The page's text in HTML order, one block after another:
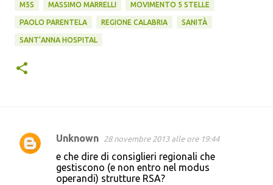
M5S MASSIMO MARRELLI MOVIMENTO 5 STELLE
PAOLO PARENTELA REGIONE CALABRIA SANITÀ
SANT’ANNA HOSPITAL
C
Unknown 28 novembre 2013 alle ore 19:44
e che dire di consiglieri regionali che
gestiscono (e non entro nel modus
operandi) strutture RSA?